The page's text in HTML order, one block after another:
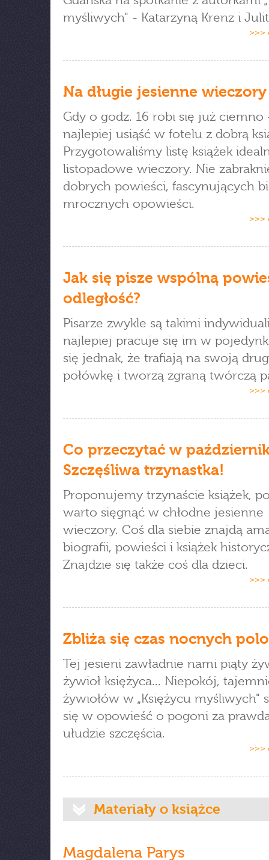
myśliwych" - Katarzyną Krenz i
>>>
Na długie jesienne wieczory
Gdy o godz. 16 robi się już ciemno
najlepiej usiąść w fotelu z dobrą
Przygotowaliśmy listę książek
listopadowe wieczory. Nie
dobrych powieści, fascynujących
mrocznych opowieści.
>>>
Jak się pisze wspólną
odległość?
Pisarze zwykle są takimi
najlepiej pracuje się im w
się jednak, że trafiają na swoją
połówkę i tworzą zgraną twórczą
>>>
Co przeczytać w
Szczęśliwa trzynastka!
Proponujemy trzynaście książek,
warto sięgnąć w chłodne jesienne
wieczory. Coś dla siebie znajdą
biografii, powieści i książek
Znajdzie się także coś dla dzieci.
>>>
Zbliża się czas nocnych
Tej jesieni zawładnie nami piąty
żywioł księżyca... Niepokój,
żywiołów w „Księżycu myśliwych"
się w opowieść o pogoni za
ułudzie szczęścia.
>>>
Materiały o książce
Magdalena Parys